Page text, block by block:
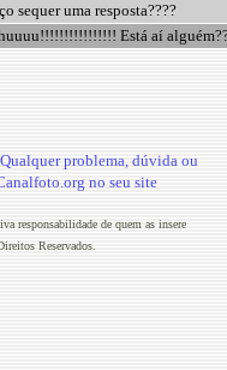
sequer uma resposta????
Está aí
Qualquer problema, dúvida ou
no seu site
responsabilidade de quem as insere
Reservados.